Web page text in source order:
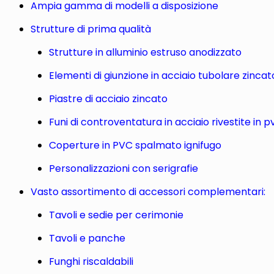
Ampia gamma di modelli a disposizione
Strutture di prima qualità
Strutture in alluminio estruso anodizzato
Elementi di giunzione in acciaio tubolare
Piastre di acciaio zincato
Funi di controventatura in acciaio rivestite in
Coperture in PVC spalmato ignifugo
Personalizzazioni con serigrafie
Vasto assortimento di accessori complementari:
Tavoli e sedie per cerimonie
Tavoli e panche
Funghi riscaldabili